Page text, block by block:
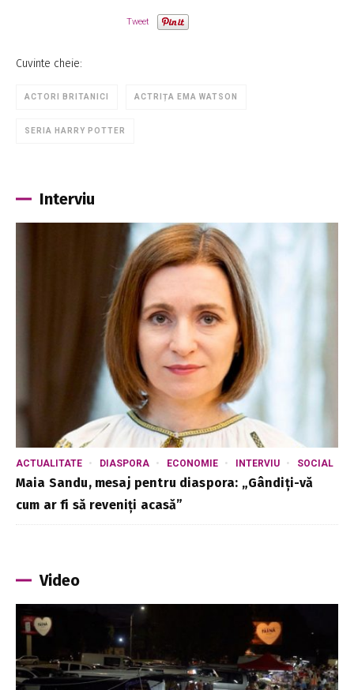
Tweet
Cuvinte cheie:
ACTORI BRITANICI ACTRIȚA EMA WATSON
SERIA HARRY POTTER
Interviu
ACTUALITATE DIASPORA ECONOMIE INTERVIU SOCIAL
Maia Sandu, mesaj pentru diaspora: „Gândiți-vă
cum ar fi să reveniți acasă”
Video